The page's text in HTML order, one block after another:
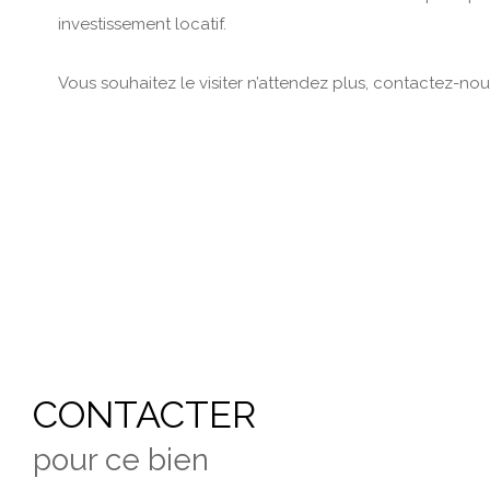
investissement locatif.
Vous souhaitez le visiter n’attendez plus, contactez-
CONTACTER
pour ce bien